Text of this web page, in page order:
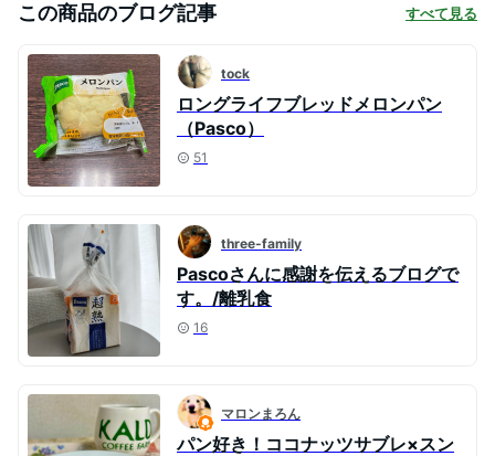
この商品のブログ記事 すべて見る
tock
ロングライフブレッドメロンパン
（Pasco）
51
three-family
Pascoさんに感謝を伝えるブログで
す。/離乳食
16
マロンまろん
パン好き！ココナッツサブレ×スン